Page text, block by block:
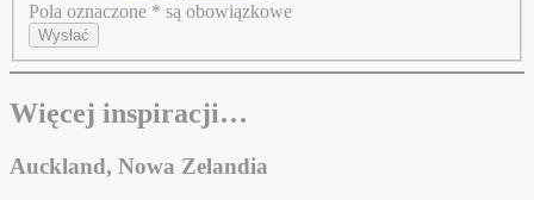
Axeptio consent
Pola oznaczone * są obowiązkowe
Wysłać
Więcej inspiracji…
Auckland, Nowa Zelandia